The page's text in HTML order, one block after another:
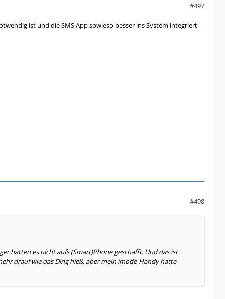
#497
ist und die SMS App sowieso besser ins System integriert
#498
hatten es nicht aufs (Smart)Phone geschafft. Und das ist
drauf wie das Ding hieß, aber mein imode-Handy hatte